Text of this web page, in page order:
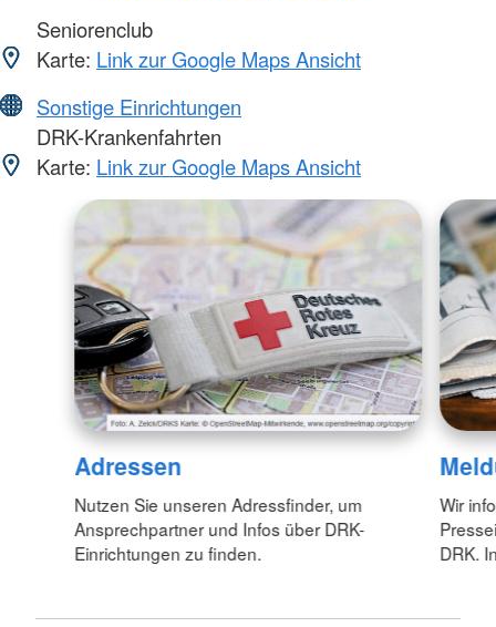
Seniorenclub
Karte: Link zur Google Maps Ansicht
Sonstige Einrichtungen
DRK-Krankenfahrten
Karte: Link zur Google Maps Ansicht
Adressen
Nutzen Sie unseren Adressfinder, um
Ansprechpartner und Infos über DRK-
Einrichtungen zu finden.
Wir
DRK.